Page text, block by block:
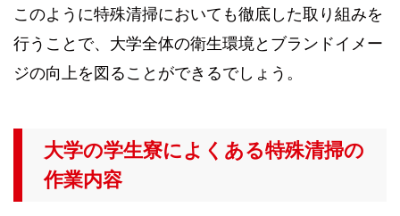
このように特殊清掃においても徹底した取り組みを
行うことで、大学全体の衛生環境とブランドイメー
ジの向上を図ることができるでしょう。
大学の学生寮によくある特殊清掃の
作業内容